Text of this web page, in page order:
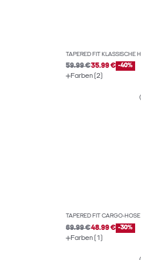
59.99 €35.99 € -40%
Farben (2)
TAPERED FIT CARGO-HOSE
69.99 €48.99 € -30%
Farben (1)